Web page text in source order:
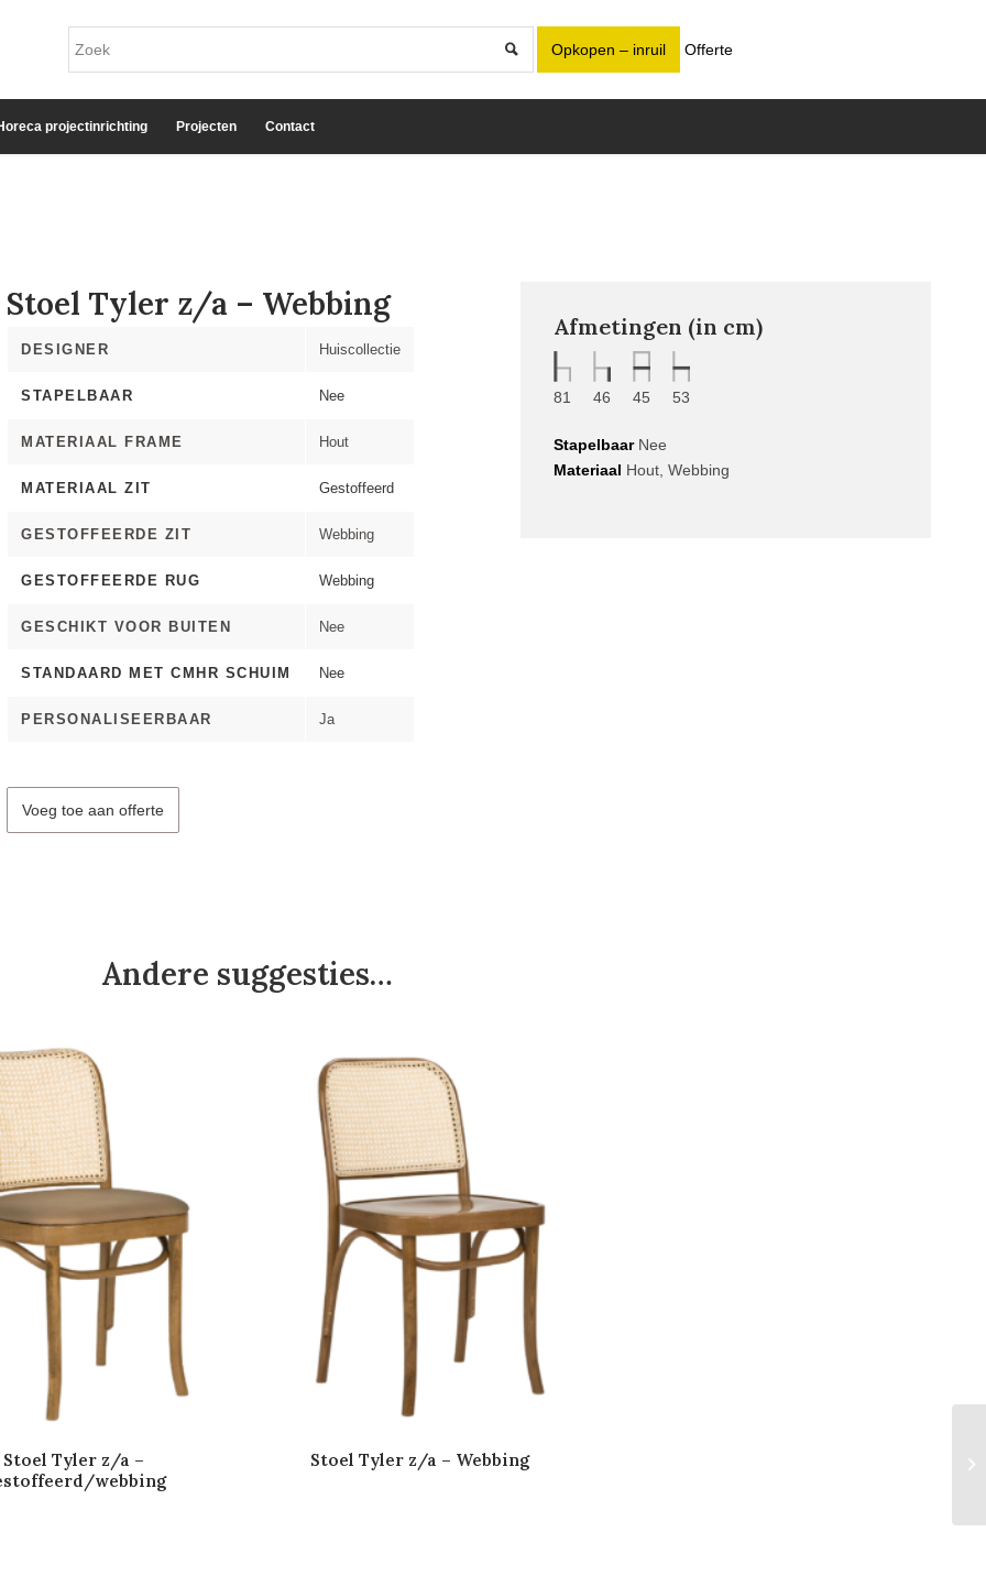
Opkopen – inruil Offerte
projectinrichting Projecten Contact
Stoel Tyler z/a – Webbing
DESIGNER Huiscollectie
STAPELBAAR Nee
MATERIAAL FRAME Hout
MATERIAAL ZIT Gestoffeerd
GESTOFFEERDE ZIT Webbing
GESTOFFEERDE RUG Webbing
GESCHIKT VOOR BUITEN Nee
STANDAARD MET CMHR SCHUIM Nee
PERSONALISEERBAAR Ja
Voeg toe aan offerte
Afmetingen (in cm)
81 46 45 53
StapelbaarNee
Materiaal Hout, Webbing
Andere suggesties…
Stoel Tyler z/a –
webbing
Stoel Tyler z/a – Webbing